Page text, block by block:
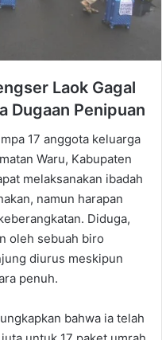
Laok Gagal
Dugaan Penipuan
17 anggota keluarga
Waru, Kabupaten
melaksanakan ibadah
namun harapan
Diduga,
oleh sebuah biro
diurus meskipun
penuh.
bahwa ia telah